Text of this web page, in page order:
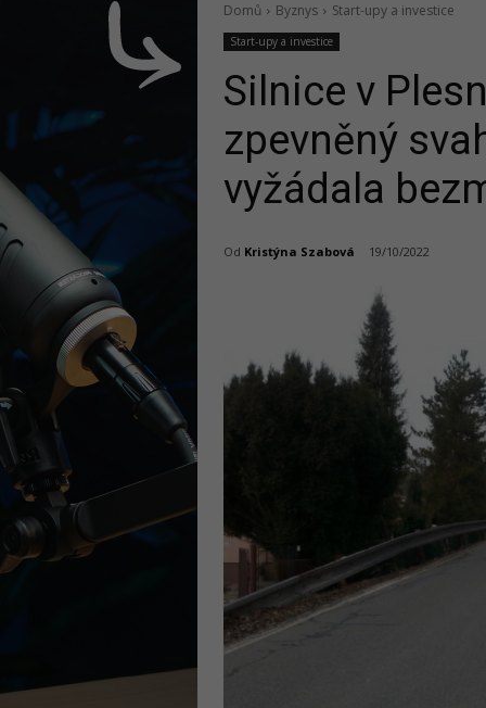
Domů Byznys Start-upy a investice
Start-upy a investice
Silnice v
zpevněný
vyžádala
Od Kristýna Szabová 19/10/2022